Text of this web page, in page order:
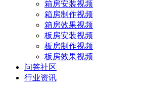
箱房安装视频
箱房制作视频
箱房效果视频
板房安装视频
板房制作视频
板房效果视频
问答社区
行业资讯